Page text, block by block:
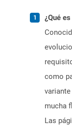
¿Qué
como
mucha
Las